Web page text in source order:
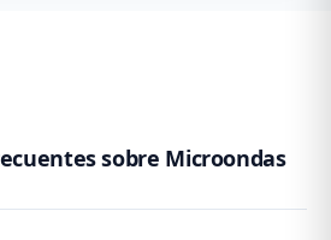
sobre Microondas